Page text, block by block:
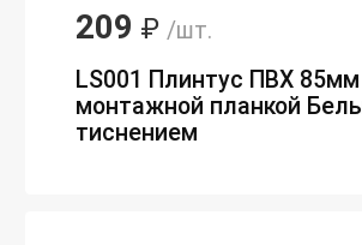
209 ₽ /шт.
LS001 Плинтус ПВХ
монтажной планкой
тиснением